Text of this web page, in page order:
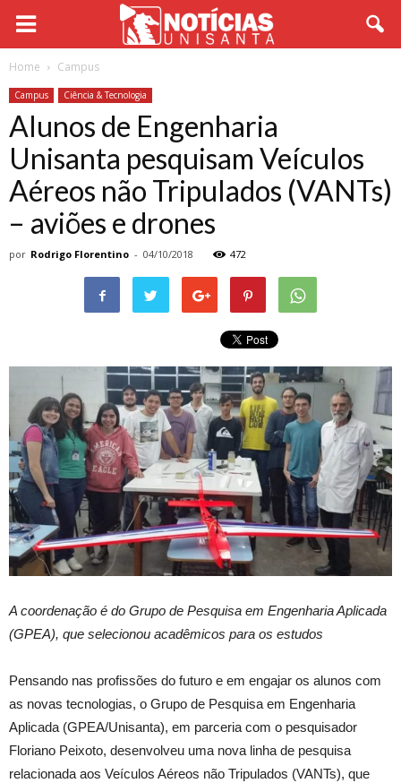
Home Campus
Campus Ciência & Tecnologia
Alunos de Engenharia
Unisanta pesquisam Veículos
Aéreos não Tripulados (VANTs)
– aviões e drones
por Rodrigo Florentino - 04/10/2018 472
A coordenação é do Grupo de Pesquisa em Engenharia Aplicada
(GPEA), que selecionou acadêmicos para os estudos
Pensando nas profissões do futuro e em engajar os alunos com
as novas tecnologias, o Grupo de Pesquisa em Engenharia
Aplicada (GPEA/Unisanta), em parceria com o pesquisador
Floriano Peixoto, desenvolveu uma nova linha de pesquisa
relacionada aos Veículos Aéreos não Tripulados (VANTs), que